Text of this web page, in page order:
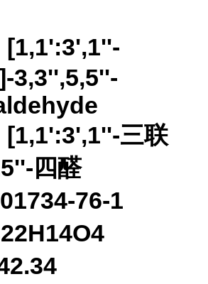
[1,1':3',1''-
3,3'',5,5''-
[1,1':3',1''-三联
四醛
76-1